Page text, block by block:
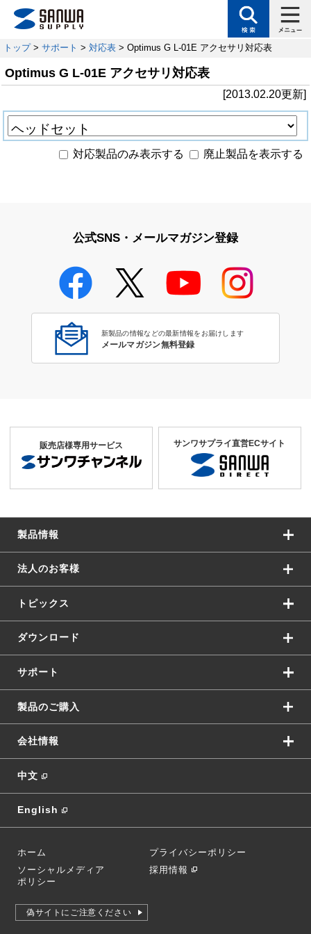
トップ> サポート > 対応表 > Optimus G L-01E アクセサリ対応表
Optimus G L-01E アクセサリ対応表
[2013.02.20更新]
対応製品のみ表示する 廃止製品を表示する
公式SNS・メールマガジン登録
新製品の情報などの最新情報をお届けします
メールマガジン無料登録
販売店様専用サービス サンワサプライ直営ECサイト
製品情報
法人のお客様
トピックス
ダウンロード
サポート
製品のご購入
会社情報
中文
English
ホーム
プライバシーポリシー
ソーシャルメディア
ポリシー
採用情報
偽サイトにご注意ください